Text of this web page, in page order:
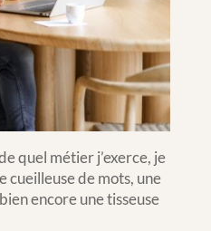
quel métier j’exerce, je
cueilleuse de mots, une
encore une tisseuse